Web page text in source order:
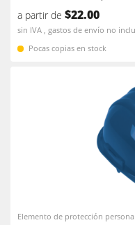
Equipamiento para el
F4Solutions Software
Gestión de proyectos
a partir de $22.00
sin IVA , gastos de envío no
Pocas copias en stock
Elemento de protección personal